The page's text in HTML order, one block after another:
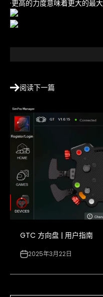
·更高的力度意味着更大的最
阅读下一篇
GTC 方向盘 | 用户指南
2025年3月22日